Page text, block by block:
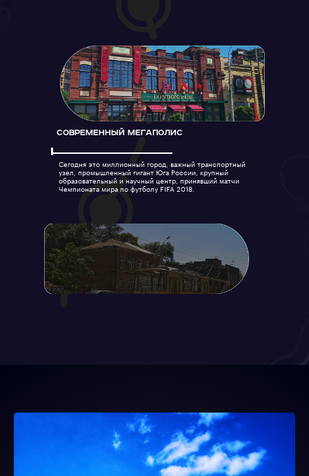
Современный Мегаполис
Сегодня это миллионный город, важный транспортный
узел, промышленный гигант Юга России, крупный
образовательный и научный центр, принявший матчи
Чемпионата мира по футболу FIFA 2018.
Путешествия
ЗАПОВЕДНИКИ
РЕГИОНЫ
Путешествия